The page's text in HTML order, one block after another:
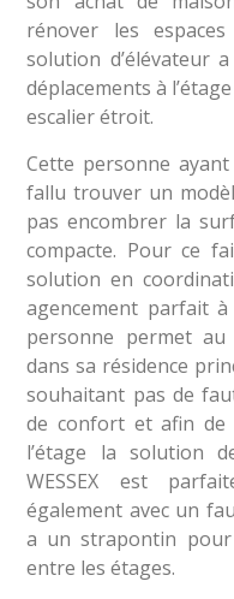
rénover les
solution d’élévateur
déplacements à
escalier étroit.
Cette personne
fallu trouver un
pas encombrer la
compacte. Pour ce
solution en
agencement parfait
personne permet
dans sa résidence
souhaitant pas de
de confort et afin de
l’étage la solution
WESSEX est
également avec un
a un strapontin
entre les étages.